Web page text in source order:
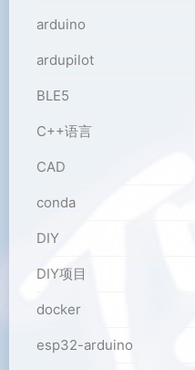
arduino
ardupilot
BLE5
C++语言
CAD
conda
DIY
DIY项目
docker
esp32-arduino